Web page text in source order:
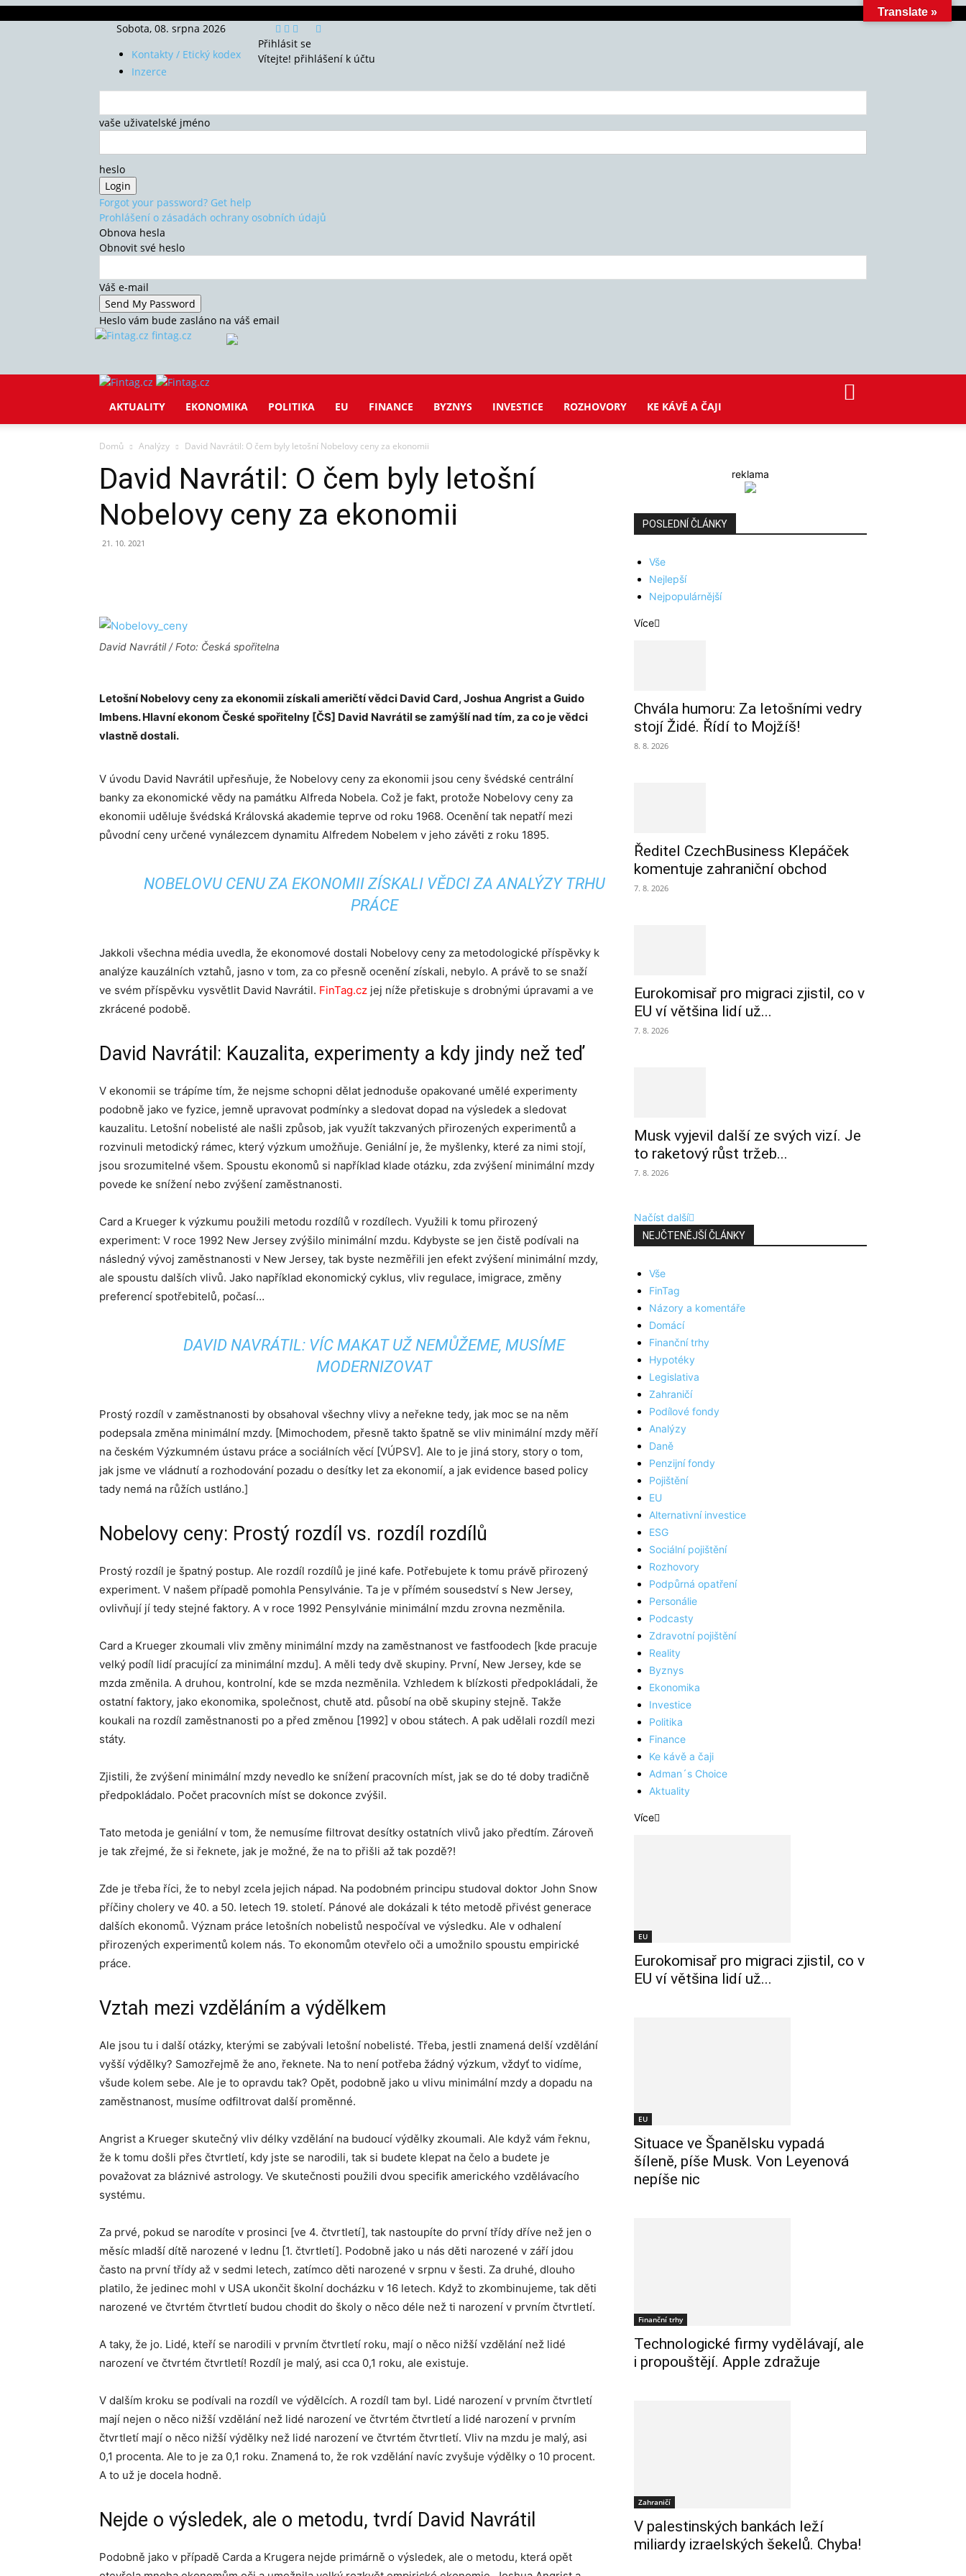
Sobota, 08. srpna 2026
Kontakty / Etický kodex
Inzerce
Přihlásit se
Vítejte! přihlášení k účtu
vaše uživatelské jméno
heslo
Forgot your password? Get help
Prohlášení o zásadách ochrany osobních údajů
Obnova hesla
Obnovit své heslo
Váš e-mail
Heslo vám bude zasláno na váš email
fintag.cz
AKTUALITY EKONOMIKA POLITIKA EU FINANCE BYZNYS INVESTICE ROZHOVORY KE KÁVĚ A ČAJI
Domů Analýzy David Navrátil: O čem byly letošní Nobelovy ceny za ekonomii
David Navrátil: O čem byly letošní
Nobelovy ceny za ekonomii
21. 10. 2021
David Navrátil / Foto: Česká spořitelna
Letošní Nobelovy ceny za ekonomii získali američtí vědci David Card, Joshua Angrist a Guido
Imbens. Hlavní ekonom České spořitelny [ČS] David Navrátil sezamýšlí nad tím, za co je vědci
vlastně dostali.
V úvodu David Navrátil upřesňuje, že Nobelovy ceny za ekonomii jsou ceny švédské centrální
banky za ekonomické vědy na památku Alfreda Nobela. Což je fakt, protože Nobelovy ceny za
ekonomii uděluje švédská Královská akademie teprve od roku 1968. Ocenění tak nepatří mezi
původní ceny určené vynálezcem dynamitu Alfredem Nobelem v jeho závěti z roku 1895.
NOBELOVU CENU ZA EKONOMII ZÍSKALI VĚDCI ZA ANALÝZY TRHU
PRÁCE
Jakkoli všechna média uvedla, že ekonomové dostali Nobelovy ceny za metodologické příspěvky k
analýze kauzálních vztahů, jasno v tom, za co přesně ocenění získali, nebylo. A právě to se snaží
ve svém příspěvku vysvětlit David Navrátil. FinTag.cz jej níže přetiskuje s drobnými úpravami a ve
zkrácené podobě.
David Navrátil: Kauzalita, experimenty a kdy jindy než teď
V ekonomii se trápíme tím, že nejsme schopni dělat jednoduše opakované umělé experimenty
podobně jako ve fyzice, jemně upravovat podmínky a sledovat dopad na výsledek a sledovat
kauzalitu. Letošní nobelisté ale našli způsob, jak využít takzvaných přirozených experimentů a
rozvinuli metodický rámec, který výzkum umožňuje. Geniální je, že myšlenky, které za nimi stojí,
jsou srozumitelné všem. Spoustu ekonomů si například klade otázku, zda zvýšení minimální mzdy
povede ke snížení nebo zvýšení zaměstnanosti.
Card a Krueger k výzkumu použili metodu rozdílů v rozdílech. Využili k tomu přirozený
experiment: V roce 1992 New Jersey zvýšilo minimální mzdu. Kdybyste se jen čistě podívali na
následný vývoj zaměstnanosti v New Jersey, tak byste nezměřili jen efekt zvýšení minimální mzdy,
ale spoustu dalších vlivů. Jako například ekonomický cyklus, vliv regulace, imigrace, změny
preferencí spotřebitelů, počasí…
DAVID NAVRÁTIL: VÍC MAKAT UŽ NEMŮŽEME, MUSÍME
MODERNIZOVAT
Prostý rozdíl v zaměstnanosti by obsahoval všechny vlivy a neřekne tedy, jak moc se na něm
podepsala změna minimální mzdy. [Mimochodem, přesně takto špatně se vliv minimální mzdy měří
na českém Výzkumném ústavu práce a sociálních věcí [VÚPSV]. Ale to je jiná story, story o tom,
jak jsme ve vládnutí a rozhodování pozadu o desítky let za ekonomií, a jak evidence based policy
tady nemá na růžích ustláno.]
Nobelovy ceny: Prostý rozdíl vs. rozdíl rozdílů
Prostý rozdíl je špatný postup. Ale rozdíl rozdílů je jiné kafe. Potřebujete k tomu právě přirozený
experiment. V našem případě pomohla Pensylvánie. Ta je v přímém sousedství s New Jersey,
ovlivňují jí tedy stejné faktory. A v roce 1992 Pensylvánie minimální mzdu zrovna nezměnila.
Card a Krueger zkoumali vliv změny minimální mzdy na zaměstnanost ve fastfoodech [kde pracuje
velký podíl lidí pracující za minimální mzdu]. A měli tedy dvě skupiny. První, New Jersey, kde se
mzda změnila. A druhou, kontrolní, kde se mzda nezměnila. Vzhledem k blízkosti předpokládali, že
ostatní faktory, jako ekonomika, společnost, chutě atd. působí na obě skupiny stejně. Takže
koukali na rozdíl zaměstnanosti po a před změnou [1992] v obou státech. A pak udělali rozdíl mezi
státy.
Zjistili, že zvýšení minimální mzdy nevedlo ke snížení pracovních míst, jak se do té doby tradičně
předpokládalo. Počet pracovních míst se dokonce zvýšil.
Tato metoda je geniální v tom, že nemusíme filtrovat desítky ostatních vlivů jako předtím. Zároveň
je tak zřejmé, že si řeknete, jak je možné, že na to přišli až tak pozdě?!
Zde je třeba říci, že to nebyl zcela jejich nápad. Na podobném principu studoval doktor John Snow
příčiny cholery ve 40. a 50. letech 19. století. Pánové ale dokázali k této metodě přivést generace
dalších ekonomů. Význam práce letošních nobelistů nespočíval ve výsledku. Ale v odhalení
přirozených experimentů kolem nás. To ekonomům otevřelo oči a umožnilo spoustu empirické
práce.
Vztah mezi vzděláním a výdělkem
Ale jsou tu i další otázky, kterými se zabývali letošní nobelisté. Třeba, jestli znamená delší vzdělání
vyšší výdělky? Samozřejmě že ano, řeknete. Na to není potřeba žádný výzkum, vždyť to vidíme,
všude kolem sebe. Ale je to opravdu tak? Opět, podobně jako u vlivu minimální mzdy a dopadu na
zaměstnanost, musíme odfiltrovat další proměnné.
Angrist a Krueger skutečný vliv délky vzdělání na budoucí výdělky zkoumali. Ale když vám řeknu,
že k tomu došli přes čtvrtletí, kdy jste se narodili, tak si budete klepat na čelo a budete je
považovat za bláznivé astrology. Ve skutečnosti použili dvou specifik amerického vzdělávacího
systému.
Za prvé, pokud se narodíte v prosinci [ve 4. čtvrtletí], tak nastoupíte do první třídy dříve než jen o
měsíc mladší dítě narozené v lednu [1. čtvrtletí]. Podobně jako u nás děti narozené v září jdou
často na první třídy až v sedmi letech, zatímco děti narozené v srpnu v šesti. Za druhé, dlouho
platilo, že jedinec mohl v USA ukončit školní docházku v 16 letech. Když to zkombinujeme, tak děti
narozené ve čtvrtém čtvrtletí budou chodit do školy o něco déle než ti narození v prvním čtvrtletí.
A taky, že jo. Lidé, kteří se narodili v prvním čtvrtletí roku, mají o něco nižší vzdělání než lidé
narození ve čtvrtém čtvrtletí! Rozdíl je malý, asi cca 0,1 roku, ale existuje.
V dalším kroku se podívali na rozdíl ve výdělcích. A rozdíl tam byl. Lidé narození v prvním čtvrtletí
mají nejen o něco nižší vzdělání než lidé narození ve čtvrtém čtvrtletí a lidé narození v prvním
čtvrtletí mají o něco nižší výdělky než lidé narození ve čtvrtém čtvrtletí. Vliv na mzdu je malý, asi
0,1 procenta. Ale to je za 0,1 roku. Znamená to, že rok vzdělání navíc zvyšuje výdělky o 10 procent.
A to už je docela hodně.
Nejde o výsledek, ale o metodu, tvrdí David Navrátil
Podobně jako v případě Carda a Krugera nejde primárně o výsledek, ale o metodu, která opět
reklama
POSLEDNÍ ČLÁNKY
Vše
Nejlepší
Nejpopulárnější
Více
Chvála humoru: Za letošními vedry
stojí Židé. Řídí to Mojžíš!
8. 8. 2026
Ředitel CzechBusiness Klepáček
komentuje zahraniční obchod
7. 8. 2026
Eurokomisař pro migraci zjistil, co v
EU ví většina lidí už...
7. 8. 2026
Musk vyjevil další ze svých vizí. Je
to raketový růst tržeb...
7. 8. 2026
Načíst další
NEJČTENĚJŠÍ ČLÁNKY
Vše
FinTag
Názory a komentáře
Domácí
Finanční trhy
Hypotéky
Legislativa
Zahraničí
Podílové fondy
Analýzy
Daně
Penzijní fondy
Pojištění
EU
Alternativní investice
ESG
Sociální pojištění
Rozhovory
Podpůrná opatření
Personálie
Podcasty
Zdravotní pojištění
Reality
Byznys
Ekonomika
Investice
Politika
Finance
Ke kávě a čaji
Adman´s Choice
Aktuality
Více
EU
Eurokomisař pro migraci zjistil, co v
EU ví většina lidí už...
EU
Situace ve Španělsku vypadá
šíleně, píše Musk. Von Leyenová
nepíše nic
Finanční trhy
Technologické firmy vydělávají, ale
i propouštějí. Apple zdražuje
Zahraničí
V palestinských bankách leží
miliardy izraelských šekelů. Chyba!
Translate »